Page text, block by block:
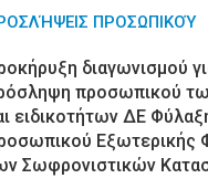
ΠΡΟΣΩΠΙΚΟΎ
διαγωνισμού
προσωπικού
ειδικοτήτων ΔΕ
Εξωτερικής
Σωφρονιστικών